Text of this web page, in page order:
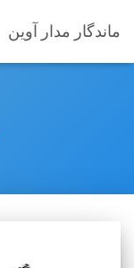
ماندگار مدار آوین